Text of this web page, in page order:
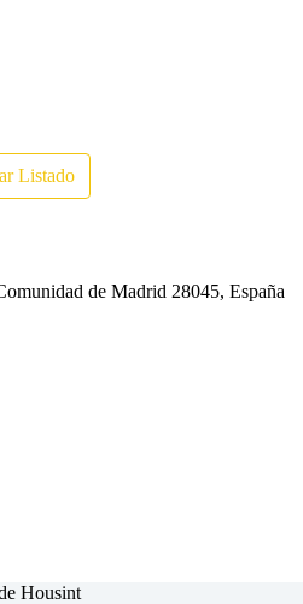
Listado
de Madrid 28045, España
Housint